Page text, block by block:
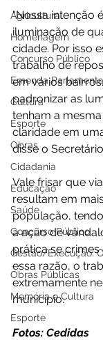
Agricultura
Homenagem
Concurso Público
Emenda
Cultura
Esporte
Obras
Cidadania
Educação
Saúde
Concurso Público
Gestão/Execução:
Obras Públicas
Memória e Cultura
Esporte
"Nossa intenção
iluminação de
cidade. Por isso
trabalho de
em vários
padronizar as
tenham a
claridade em
disse o
Vale frisar que
resultam em
população,
a ação de
prática se crimes
essa razão, o
extremamente
município.
Fotos: Cedidas